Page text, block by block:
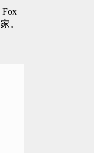
Fox
。